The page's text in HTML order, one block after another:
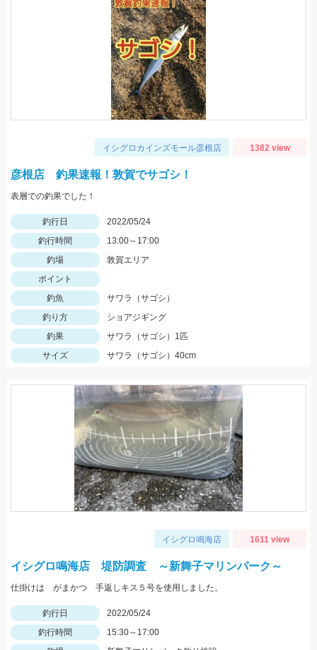
イシグロカインズモール彦根店 1382 view
彦根店 釣果速報！敦賀でサゴシ！
表層での釣果でした！
釣行日
2022/05/24
釣行時間
13:00～17:00
釣場
敦賀エリア
ポイント
釣魚
サワラ（サゴシ）
釣り方
ショアジギング
釣果
サワラ（サゴシ）1匹
サイズ
サワラ（サゴシ）40cm
イシグロ鳴海店 1611 view
イシグロ鳴海店 堤防調査 ～新舞子マリンパーク～
仕掛けは がまかつ 手返しキス５号を使用しました。
釣行日
2022/05/24
釣行時間
15:30～17:00